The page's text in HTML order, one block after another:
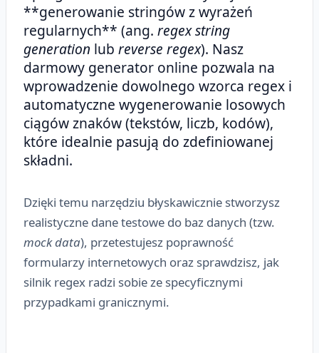
**generowanie stringów z wyrażeń
regularnych** (ang. regex string
generation lub reverse regex). Nasz
darmowy generator online pozwala na
wprowadzenie dowolnego wzorca regex i
automatyczne wygenerowanie losowych
ciągów znaków (tekstów, liczb, kodów),
które idealnie pasują do zdefiniowanej
składni.
Dzięki temu narzędziu błyskawicznie stworzysz
realistyczne dane testowe do baz danych (tzw.
mock data), przetestujesz poprawność
formularzy internetowych oraz sprawdzisz, jak
silnik regex radzi sobie ze specyficznymi
przypadkami granicznymi.